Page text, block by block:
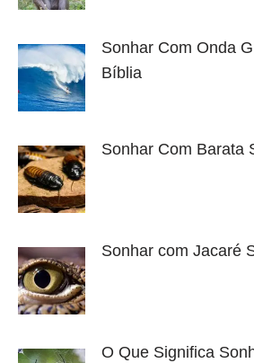
Sonhar Com Onda
Bíblia
Sonhar Com Barata
Sonhar com Jacaré
O Que Significa